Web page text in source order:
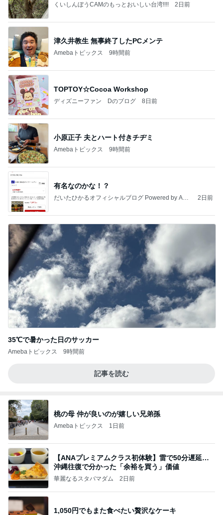
くいしんぼうCAMのもっとおいしい台湾!!!! 2日前
津久井教生 無事終了したPCメンテ
Amebaトピックス 9時間前
TOPTOY☆Cocoa Workshop
ディズニーファン Dのブログ 8日前
小原正子 夫とハート付きチヂミ
Amebaトピックス 9時間前
有名なのかな！？
だいたひかるオフィシャルブログ Powered by Ame
2日前
35℃で暑かった日のサッカー
Amebaトピックス 9時間前
記事を読む
桃の母 仲が良いのが嬉しい兄弟孫
Amebaトピックス 1日前
【ANAプレミアムクラス初体験】雷で50分遅延…
沖縄往復で分かった「余裕を買う」価値
華麗なるスタバマダム 2日前
1,050円でもまた食べたい贅沢なケーキ